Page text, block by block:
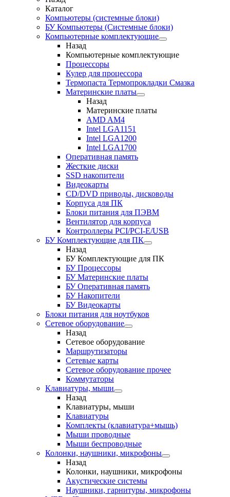
Каталог
Компьютеры (системные блоки)
БУ Компьютеры (Системные блоки)
Компьютерные комплектующие
Назад
Компьютерные комплектующие
Процессоры
Кулер для процессора
Термопаста Термопрокладки Смазка
Материнские платы
Назад
Материнские платы
AMD AM4
Intel LGA1151
Intel LGA1200
Intel LGA1700
Оперативная память
Жесткие диски
SSD накопители
Видеокарты
CD/DVD приводы, дисководы
Корпуса для ПК
Блоки питания для ПЭВМ
Вентилятор для корпуса
Контроллеры PCI/PCI-E/USB
БУ Комплектующие для ПК
Назад
БУ Комплектующие для ПК
БУ Процессоры
БУ Материнские платы
БУ Оперативная память
БУ Накопители
БУ Видеокарты
Блоки питания для ноутбуков
Сетевое оборудование
Назад
Сетевое оборудование
Маршрутизаторы
Сетевые карты
Сетевое оборудование прочее
Коммутаторы
Клавиатуры, мыши
Назад
Клавиатуры, мыши
Клавиатуры
Комплекты (клавиатура+мышь)
Мыши проводные
Мыши беспроводные
Колонки, наушники, микрофоны
Назад
Колонки, наушники, микрофоны
Акустические системы
Наушники, гарнитуры, микрофоны